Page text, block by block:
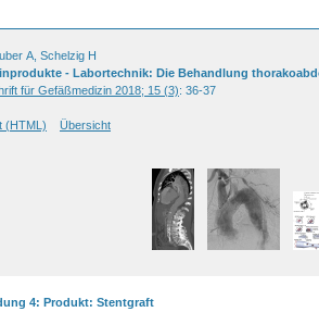
A, Schelzig H
- Labortechnik: Die Behandlung
für Gefäßmedizin 2018; 15 (3): 36-37
(HTML) Übersicht
4: Produkt: Stentgraft